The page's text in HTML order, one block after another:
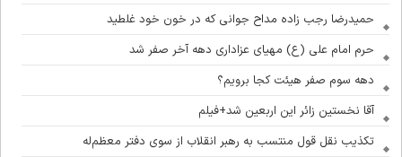
حمیدرضا رجب زاده مداح جوانی که در خون خود غلطید
حرم امام علی (ع) مهیای عزاداری دهه آخر صفر شد
دهه سوم صفر هیئت کجا برویم؟
آقا نخستین زائر این اربعین شد+فیلم
تکذیب نقل قول منتسب به رهبر انقلاب از سوی دفتر معظم‌له